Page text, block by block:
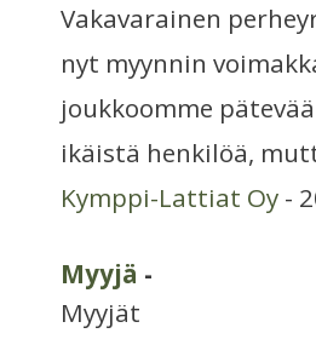
Vakavarainen
nyt myynnin
joukkoomme
ikäistä henkilöä,
Kymppi-Lattiat Oy -
Myyjä -
Myyjät